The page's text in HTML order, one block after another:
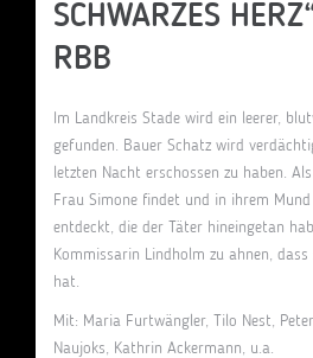
SCHWARZES
RBB
Im Landkreis Stade wird ein leerer,
gefunden. Bauer Schatz wird
letzten Nacht erschossen zu haben.
Frau Simone findet und in ihrem
entdeckt, die der Täter hineingetan
Kommissarin Lindholm zu ahnen,
hat.
Mit: Maria Furtwängler, Tilo Nest,
Naujoks, Kathrin Ackermann, u.a.